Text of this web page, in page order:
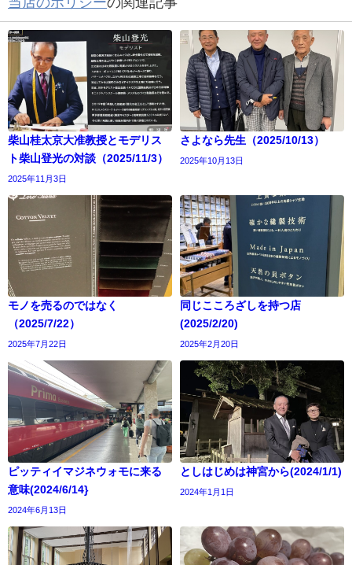
柴山桂太京大准教授とモデリス
ト柴山登光の対談（2025/11/3）
2025年11月3日
さよなら先生（2025/10/13）
2025年10月13日
モノを売るのではなく
（2025/7/22）
2025年7月22日
同じこころざしを持つ店
(2025/2/20)
2025年2月20日
ピッティイマジネウォモに来る
意味(2024/6/14}
2024年6月13日
としはじめは神宮から(2024/1/1)
2024年1月1日